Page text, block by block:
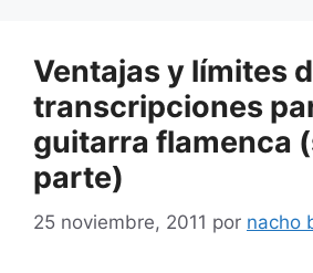
Ventajas y límites
transcripciones
guitarra flamenca
parte)
25 noviembre, 2011 por nacho